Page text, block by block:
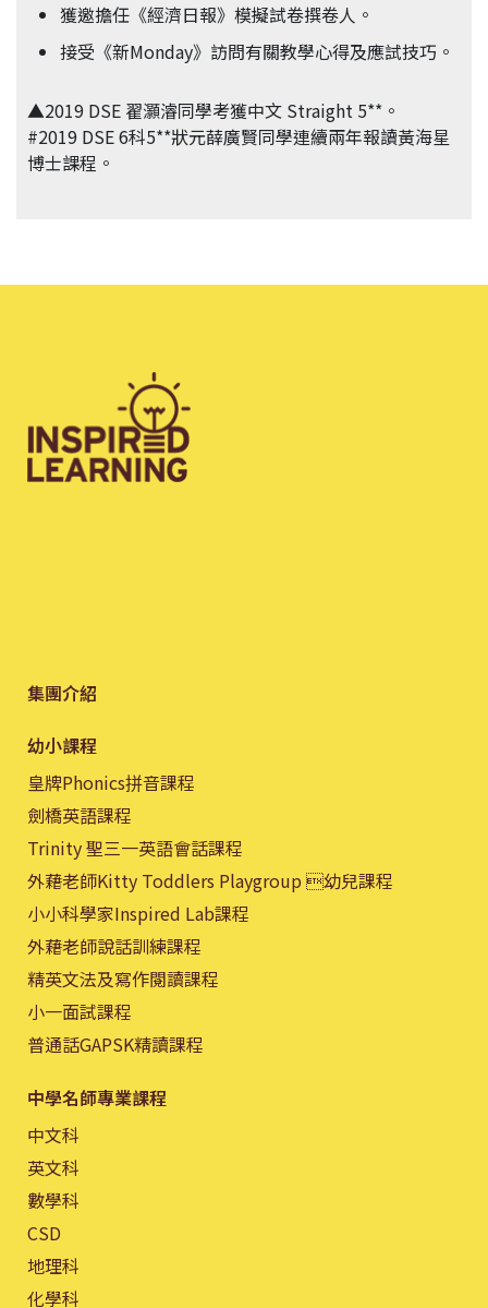
獲邀擔任《經濟日報》模擬試卷撰卷人。
接受《新Monday》訪問有關教學心得及應試技巧。
▲2019 DSE 翟灝濬同學考獲中文 Straight 5**。
#2019 DSE 6科5**狀元薛廣賢同學連續兩年報讀黃海星
博士課程。
集團介紹
幼小課程
皇牌Phonics拼音課程
劍橋英語課程
Trinity 聖三一英語會話課程
外藉老師Kitty Toddlers Playgroup 幼兒課程
小小科學家Inspired Lab課程
外藉老師說話訓練課程
精英文法及寫作閱讀課程
小一面試課程
普通話GAPSK精讀課程
中學名師專業課程
中文科
英文科
數學科
CSD
地理科
化學科